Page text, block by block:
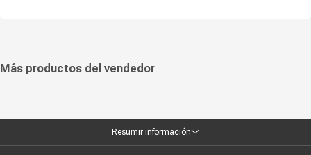
Más productos del vendedor
Resumir información